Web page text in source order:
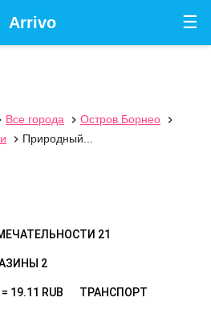
☰
Arrivo
Все города  Остров Борнео

 Природный...
21
2
= 19.11 RUB ТРАНСПОРТ